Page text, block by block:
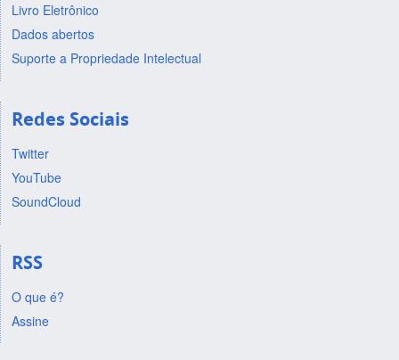
Livro Eletrônico
Dados abertos
Suporte a Propriedade Intelectual
Redes Sociais
Twitter
YouTube
SoundCloud
RSS
O que é?
Assine